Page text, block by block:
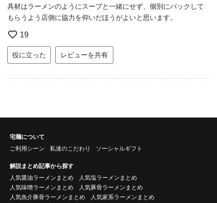
具材はラーメンのようにスープと一緒にせず、個別にパックして
もらうよう店側に協力を仰いだほうがよいと思います。
19
役に立った レビューを共有
宅麺について
ご利用シーン
私達のこだわり ソーシャルギフト
解説まとめ記事から探す
人気醤油ラーメンまとめ
人気塩ラーメンまとめ
人気味噌ラーメンまとめ
人気豚骨ラーメンまとめ
人気魚介豚骨ラーメンまとめ
人気家系ラーメンまとめ